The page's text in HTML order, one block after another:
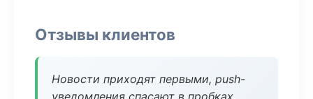
Отзывы клиентов
Новости приходят первыми, push-
уведомления спасают в пробках.